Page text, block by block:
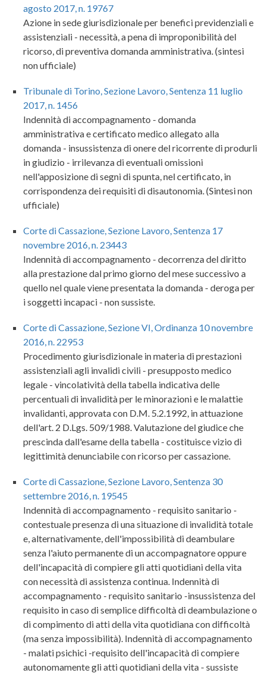
agosto 2017, n. 19767
Azione in sede giurisdizionale per benefici previdenziali e
assistenziali - necessità, a pena di improponibilità del
ricorso, di preventiva domanda amministrativa. (sintesi
non ufficiale)
Tribunale di Torino, Sezione Lavoro, Sentenza 11 luglio
2017, n. 1456
Indennità di accompagnamento - domanda
amministrativa e certificato medico allegato alla
domanda - insussistenza di onere del ricorrente di produrli
in giudizio - irrilevanza di eventuali omissioni
nell'apposizione di segni di spunta, nel certificato, in
corrispondenza dei requisiti di disautonomia. (Sintesi non
ufficiale)
Corte di Cassazione, Sezione Lavoro, Sentenza 17
novembre 2016, n. 23443
Indennità di accompagnamento - decorrenza del diritto
alla prestazione dal primo giorno del mese successivo a
quello nel quale viene presentata la domanda - deroga per
i soggetti incapaci - non sussiste.
Corte di Cassazione, Sezione VI, Ordinanza 10 novembre
2016, n. 22953
Procedimento giurisdizionale in materia di prestazioni
assistenziali agli invalidi civili - presupposto medico
legale - vincolatività della tabella indicativa delle
percentuali di invalidità per le minorazioni e le malattie
invalidanti, approvata con D.M. 5.2.1992, in attuazione
dell'art. 2 D.Lgs. 509/1988. Valutazione del giudice che
prescinda dall'esame della tabella - costituisce vizio di
legittimità denunciabile con ricorso per cassazione.
Corte di Cassazione, Sezione Lavoro, Sentenza 30
settembre 2016, n. 19545
Indennità di accompagnamento - requisito sanitario -
contestuale presenza di una situazione di invalidità totale
e, alternativamente, dell'impossibilità di deambulare
senza l'aiuto permanente di un accompagnatore oppure
dell'incapacità di compiere gli atti quotidiani della vita
con necessità di assistenza continua. Indennità di
accompagnamento - requisito sanitario -insussistenza del
requisito in caso di semplice difficoltà di deambulazione o
di compimento di atti della vita quotidiana con difficoltà
(ma senza impossibilità). Indennità di accompagnamento
- malati psichici -requisito dell'incapacità di compiere
autonomamente gli atti quotidiani della vita - sussiste